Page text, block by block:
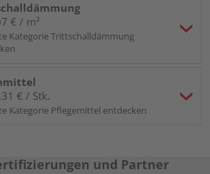
€ / m²
Kategorie Trittschalldämmung
€ / Stk.
Kategorie Pflegemittel entdecken
und Partner